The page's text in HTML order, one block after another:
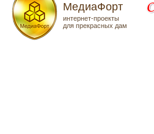
МедиаФорт
интернет-проекты
для прекрасных дам